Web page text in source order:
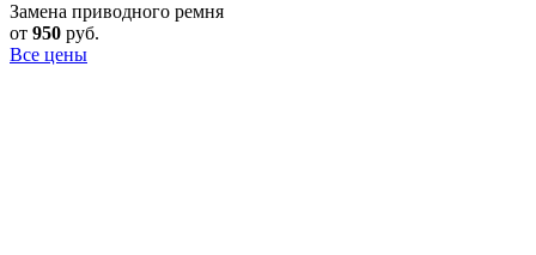
Замена приводного ремня
от 950 руб.
Все цены